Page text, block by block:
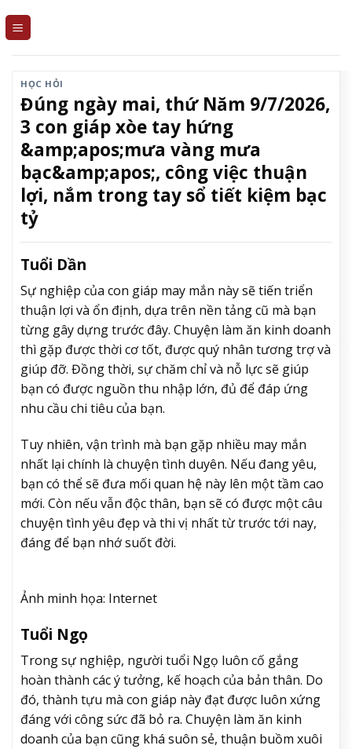
HỌC HỎI
Đúng ngày mai, thứ Năm 9/7/2026,
3 con giáp xòe tay hứng
&amp;apos;mưa vàng mưa
bạc&amp;apos;, công việc thuận
lợi, nắm trong tay sổ tiết kiệm bạc
tỷ
Tuổi Dần
Sự nghiệp của con giáp may mắn này sẽ tiến triển
thuận lợi và ổn định, dựa trên nền tảng cũ mà bạn
từng gây dựng trước đây. Chuyện làm ăn kinh doanh
thì gặp được thời cơ tốt, được quý nhân tương trợ và
giúp đỡ. Đồng thời, sự chăm chỉ và nỗ lực sẽ giúp
bạn có được nguồn thu nhập lớn, đủ để đáp ứng
nhu cầu chi tiêu của bạn.
Tuy nhiên, vận trình mà bạn gặp nhiều may mắn
nhất lại chính là chuyện tình duyên. Nếu đang yêu,
bạn có thể sẽ đưa mối quan hệ này lên một tầm cao
mới. Còn nếu vẫn độc thân, bạn sẽ có được một câu
chuyện tình yêu đẹp và thi vị nhất từ trước tới nay,
đáng để bạn nhớ suốt đời.
Ảnh minh họa: Internet
Tuổi Ngọ
Trong sự nghiệp, người tuổi Ngọ luôn cố gắng
hoàn thành các ý tưởng, kế hoạch của bản thân. Do
đó, thành tựu mà con giáp này đạt được luôn xứng
đáng với công sức đã bỏ ra. Chuyện làm ăn kinh
doanh của bạn cũng khá suôn sẻ, thuận buồm xuôi